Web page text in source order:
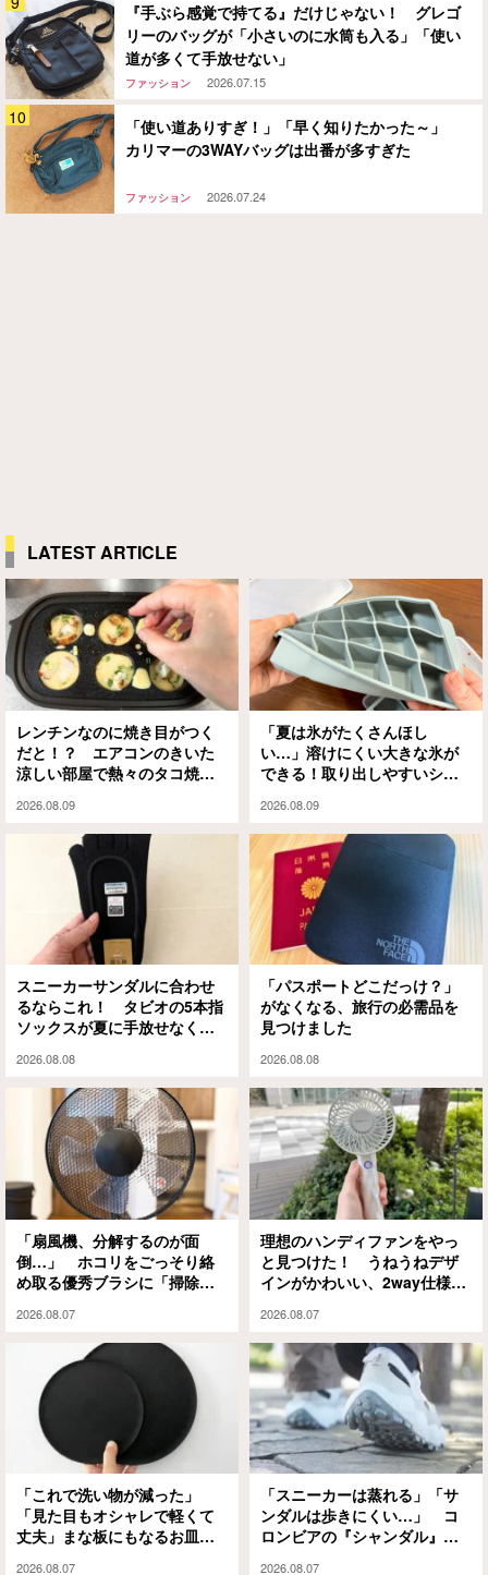
『手ぶら感覚で持てる』だけじゃない！ グレゴ
リーのバッグが「小さいのに水筒も入る」「使い
道が多くて手放せない」
ファッション 2026.07.15
「使い道ありすぎ！」「早く知りたかった～」
カリマーの3WAYバッグは出番が多すぎた
ファッション 2026.07.24
LATEST ARTICLE
レンチンなのに焼き目がつく
だと！？ エアコンのきいた
涼しい部屋で熱々のタコ焼き
2026.08.09
「夏は氷がたくさんほし
い…」溶けにくい大きな氷が
できる！取り出しやすいシリ
2026.08.09
スニーカーサンダルに合わせ
るならこれ！ タビオの5本指
ソックスが夏に手放せなくな
2026.08.08
「パスポートどこだっけ？」
がなくなる、旅行の必需品を
見つけました
2026.08.08
「扇風機、分解するのが面
倒…」 ホコリをごっそり絡
め取る優秀ブラシに「掃除の
2026.08.07
理想のハンディファンをやっ
と見つけた！ うねうねデザ
インがかわいい、2way仕様の
ない夏は無理」
2026.08.07
「これで洗い物が減った」
「見た目もオシャレで軽くて
丈夫」まな板にもなるお皿
2026.08.07
「スニーカーは蒸れる」「サ
ンダルは歩きにくい…」 コ
ロンビアの『シャンダル』が
2026.08.07